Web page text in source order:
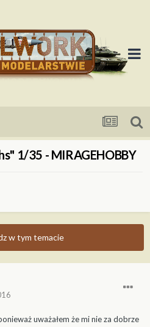
1/35 - MIRAGEHOBBY
w tym temacie
uważałem że mi nie za dobrze